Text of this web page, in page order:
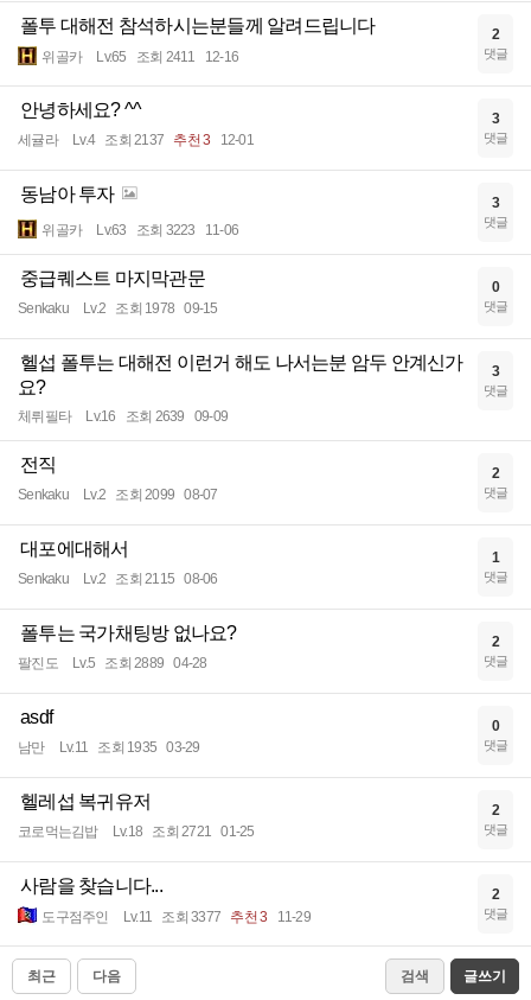
폴투 대해전 참석하시는분들께 알려드립니다
위골카 Lv.65 조회 2411 12-16
2
댓글
안녕하세요? ^^
세귤라 Lv.4 조회 2137 추천 3 12-01
3
댓글
동남아 투자
위골카 Lv.63 조회 3223 11-06
3
댓글
중급퀘스트 마지막관문
Senkaku Lv.2 조회 1978 09-15
0
댓글
헬섭 폴투는 대해전 이런거 해도 나서는분 암두 안계신가
요?
체뤼필타 Lv.16 조회 2639 09-09
3
댓글
전직
Senkaku Lv.2 조회 2099 08-07
2
댓글
대포에대해서
Senkaku Lv.2 조회 2115 08-06
1
댓글
폴투는 국가채팅방 없나요?
팔진도 Lv.5 조회 2889 04-28
2
댓글
asdf
남만 Lv.11 조회 1935 03-29
0
댓글
헬레섭 복귀유저
코로먹는김밥 Lv.18 조회 2721 01-25
2
댓글
사람을 찾습니다...
도구점주인 Lv.11 조회 3377 추천 3 11-29
2
댓글
최근 다음 검색 글쓰기